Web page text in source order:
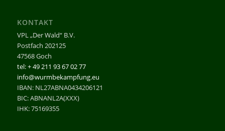
KONTAKT
VPL „Der Wald“ B.V.
Postfach 202125
47568 Goch
tel: + 49 211 93 67 02 77
info@wurmbekampfung.eu
IBAN: NL27ABNA0434206121
BIC: ABNANL2A(XXX)
IHK: 75169355